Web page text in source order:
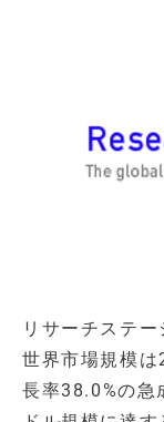
リサーチステ
世界市場規模
長率38.0%の急